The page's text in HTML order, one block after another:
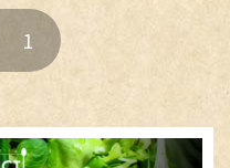
ルプラン
）
刺 / カード
その他
1